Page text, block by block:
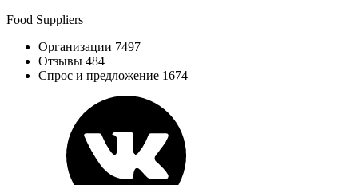
Food Suppliers
Организации 7497
Отзывы 484
Спрос и предложение 1674